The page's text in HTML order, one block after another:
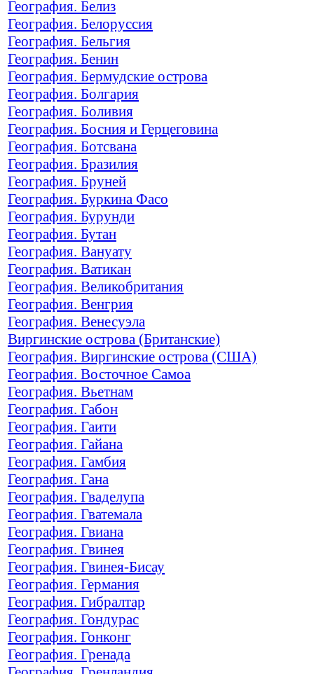
География. Белиз
География. Белоруссия
География. Бельгия
География. Бенин
География. Бермудские острова
География. Болгария
География. Боливия
География. Босния и Герцеговина
География. Ботсвана
География. Бразилия
География. Бруней
География. Буркина Фасо
География. Бурунди
География. Бутан
География. Вануату
География. Ватикан
География. Великобритания
География. Венгрия
География. Венесуэла
Виргинские острова (Британские)
География. Виргинские острова (США)
География. Восточное Самоа
География. Вьетнам
География. Габон
География. Гаити
География. Гайана
География. Гамбия
География. Гана
География. Гваделупа
География. Гватемала
География. Гвиана
География. Гвинея
География. Гвинея-Бисау
География. Германия
География. Гибралтар
География. Гондурас
География. Гонконг
География. Гренада